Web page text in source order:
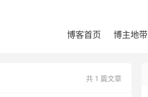
博客首页 博主地带
共 1 篇文章